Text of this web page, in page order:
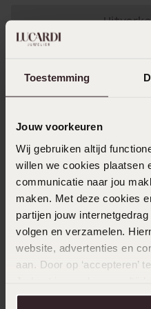
Toestemming
Jouw voorkeuren
Wij gebruiken altijd
willen we cookies plaatsen
communicatie naar jou
maken. Met deze cookies
partijen jouw
volgen en verzamelen.
website, advertenties en
aan. Door op ‘accepteren’
over in onscookiebeleid.